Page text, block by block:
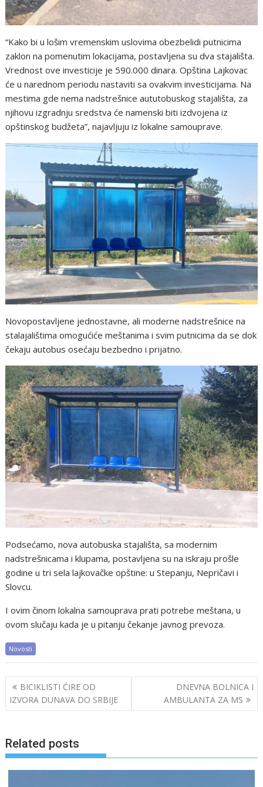
“Kako bi u lošim vremenskim uslovima obezbelidi putnicima
zaklon na pomenutim lokacijama, postavljena su dva stajališta.
Vrednost ove investicije je 590.000 dinara. Opština Lajkovac
će u narednom periodu nastaviti sa ovakvim investicijama. Na
mestima gde nema nadstrešnice aututobuskog stajališta, za
njihovu izgradnju sredstva će namenski biti izdvojena iz
opštinskog budžeta”, najavljuju iz lokalne samouprave.
Novopostavljene jednostavne, ali moderne nadstrešnice na
stalajalištima omogućiće meštanima i svim putnicima da se dok
čekaju autobus osećaju bezbedno i prijatno.
Podsećamo, nova autobuska stajališta, sa modernim
nadstrešnicama i klupama, postavljena su na iskraju prošle
godine u tri sela lajkovačke opštine: u Stepanju, Nepričavi i
Slovcu.
I ovim činom lokalna samouprava prati potrebe meštana, u
ovom slučaju kada je u pitanju čekanje javnog prevoza.
Novosti
Post
navigation
BICIKLISTI ĆIRE OD
IZVORA DUNAVA DO SRBIJE
DNEVNA BOLNICA I
AMBULANTA ZA MS
Related posts